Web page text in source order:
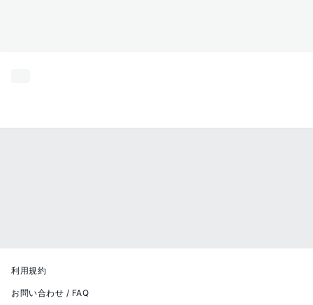
利用規約
お問い合わせ / FAQ